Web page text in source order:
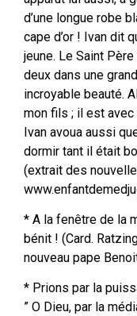
d’une longue robe
cape d’or ! Ivan dit
jeune. Le Saint
deux dans une
incroyable beauté.
mon fils ; il est avec
Ivan avoua aussi
dormir tant il était
(extrait des
* A la fenêtre de la
bénit ! (Card.
nouveau pape
* Prions par la
” O Dieu, par la